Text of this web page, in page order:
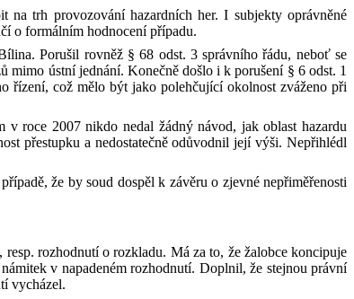
na trh provozování hazardních her. I subjekty oprávněné
o formálním hodnocení případu.
Porušil rovněž § 68 odst. 3 správního řádu, neboť se
mimo ústní jednání. Konečně došlo i k porušení § 6 odst. 1
řízení, což mělo být jako polehčující okolnost zváženo při
v roce 2007 nikdo nedal žádný návod, jak oblast hazardu
přestupku a nedostatečně odůvodnil její výši. Nepřihlédl
případě, že by soud dospěl k závěru o zjevné nepřiměřenosti
resp. rozhodnutí o rozkladu. Má za to, že žalobce koncipuje
v napadeném rozhodnutí. Doplnil, že stejnou právní
vycházel.